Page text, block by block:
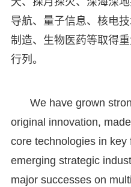
导航、量子信息、核电
制造、生物医药等取得
行列。
We have grown
original innovation,
core technologies in key
emerging strategic
major successes on